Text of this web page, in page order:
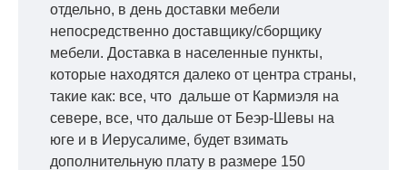
отдельно, в день доставки мебели
непосредственно доставщику/сборщику
мебели. Доставка в населенные пункты,
которые находятся далеко от центра страны,
такие как: все, что дальше от Кармиэля на
севере, все, что дальше от Беэр-Шевы на
юге и в Иерусалиме, будет взимать
дополнительную плату в размере 150